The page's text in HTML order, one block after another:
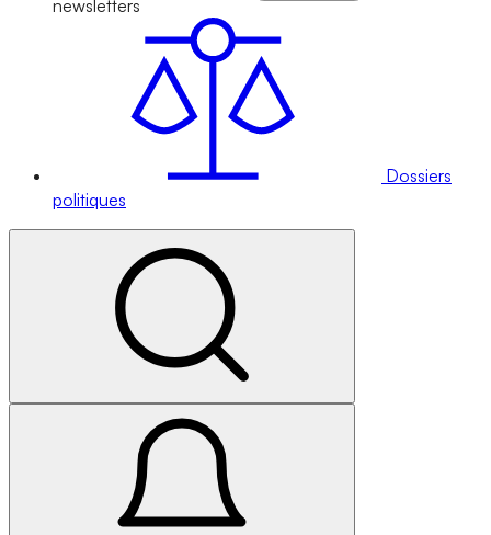
newsletters
Dossiers
politiques